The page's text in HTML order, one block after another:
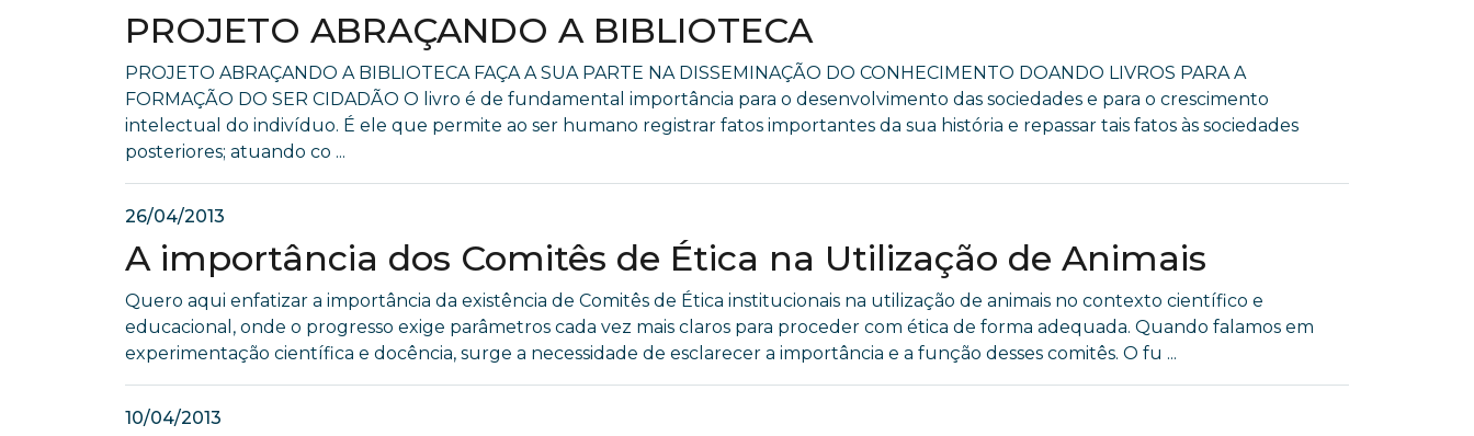
PROJETO ABRAÇANDO A BIBLIOTECA
PROJETO ABRAÇANDO A BIBLIOTECA FAÇA A SUA PARTE NA DISSEMINAÇÃO DO CONHECIMENTO DOANDO LIVROS PARA A
FORMAÇÃO DO SER CIDADÃO O livro é de fundamental importância para o desenvolvimento das sociedades e para o crescimento
intelectual do indivíduo. É ele que permite ao ser humano registrar fatos importantes da sua história e repassar tais fatos às sociedades
posteriores; atuando co ...
26/04/2013
A importância dos Comitês de Ética na Utilização de Animais
Quero aqui enfatizar a importância da existência de Comitês de Ética institucionais na utilização de animais no contexto científico e
educacional, onde o progresso exige parâmetros cada vez mais claros para proceder com ética de forma adequada. Quando falamos em
experimentação científica e docência, surge a necessidade de esclarecer a importância e a função desses comitês. O fu ...
10/04/2013